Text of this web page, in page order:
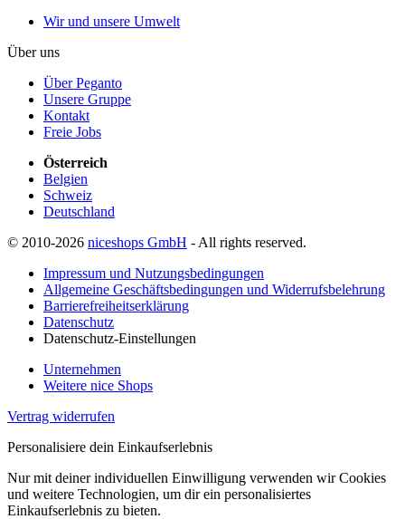
Wir und unsere Umwelt
Über uns
Über Peganto
Unsere Gruppe
Kontakt
Freie Jobs
Österreich
Belgien
Schweiz
Deutschland
© 2010-2026 niceshops GmbH - All rights reserved.
Impressum und Nutzungsbedingungen
Allgemeine Geschäftsbedingungen und Widerrufsbelehrung
Barrierefreiheitserklärung
Datenschutz
Datenschutz-Einstellungen
Unternehmen
Weitere nice Shops
Vertrag widerrufen
Personalisiere dein Einkaufserlebnis
Nur mit deiner individuellen Einwilligung verwenden wir Cookies
und weitere Technologien, um dir ein personalisiertes
Einkaufserlebnis zu bieten.